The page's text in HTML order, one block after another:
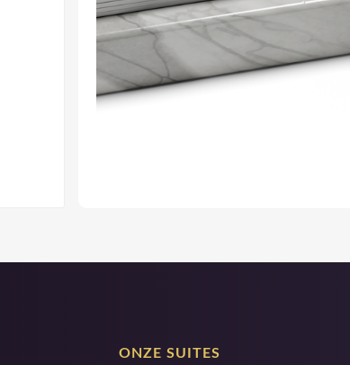
ONZE SUITES